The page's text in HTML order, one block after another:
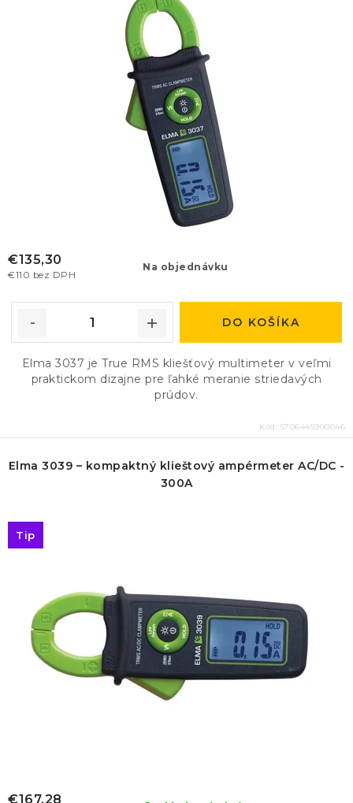
Na objednávku
€110 bez DPH
€135,30
DO KOŠÍKA
Elma 3037 je True RMS kliešťový multimeter v veľmi
praktickom dizajne pre ľahké meranie striedavých
prúdov.
Kód: 5706445900046
Elma 3039 – kompaktný klieštový ampérmeter AC/DC -
300A
Tip
€167,28